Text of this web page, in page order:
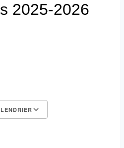
2025-2026